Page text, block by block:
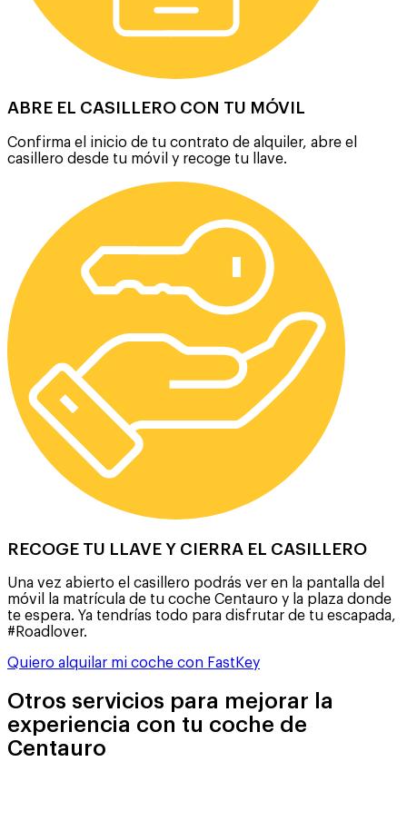
ABRE EL CASILLERO CON TU MÓVIL
Confirma el inicio de tu contrato de alquiler, abre el
casillero desde tu móvil y recoge tu llave.
RECOGE TU LLAVE Y CIERRA EL CASILLERO
Una vez abierto el casillero podrás ver en la pantalla del
móvil la matrícula de tu coche Centauro y la plaza donde
te espera. Ya tendrías todo para disfrutar de tu escapada,
#Roadlover.
Quiero alquilar mi coche con FastKey
Otros servicios para mejorar la
experiencia con tu coche de
Centauro